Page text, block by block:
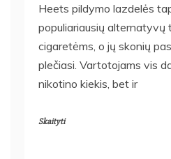
Heets pildymo lazdelės
populiariausių alternatyvų
cigaretėms, o jų skonių
plečiasi. Vartotojams vis
nikotino kiekis, bet ir
Skaityti